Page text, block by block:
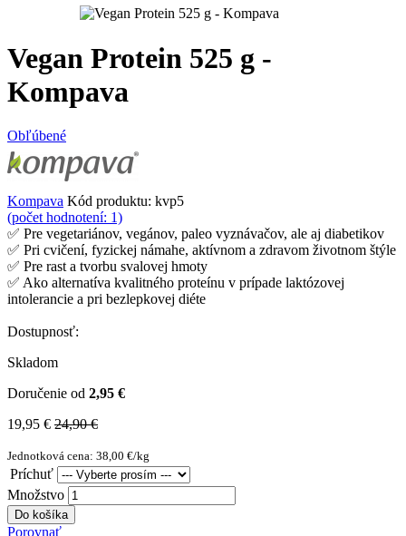
Vegan Protein 525 g -
Kompava
Obľúbené
Kompava Kód produktu: kvp5
(počet hodnotení: 1)
✅ Pre vegetariánov, vegánov, paleo vyznávačov, ale aj diabetikov
✅ Pri cvičení, fyzickej námahe, aktívnom a zdravom životnom štýle
✅ Pre rast a tvorbu svalovej hmoty
✅ Ako alternatíva kvalitného proteínu v prípade laktózovej
intolerancie a pri bezlepkovej diéte
Dostupnosť:
Skladom
Doručenie od 2,95 €
19,95 € 24,90 €
Jednotková cena: 38,00 €/kg
Príchuť
Množstvo
Do košíka
Porovnať